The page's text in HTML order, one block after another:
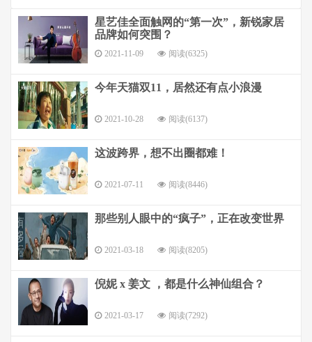
星艺佳全面触网的“第一次”，新锐家居
品牌如何突围？
2021-11-09 阅读(6325)
今年天猫双11，居然还有点小浪漫
2021-10-28 阅读(6137)
这波跨界，想不出圈都难！
2021-07-11 阅读(8446)
那些别人眼中的“疯子”，正在改变世界
2021-03-18 阅读(8205)
倪妮 x 姜文 ，都是什么神仙组合？
2021-03-17 阅读(7292)